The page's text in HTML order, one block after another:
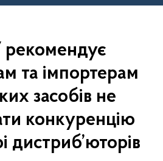
та імпортерам
засобів не
конкуренцію
дистриб’юторів